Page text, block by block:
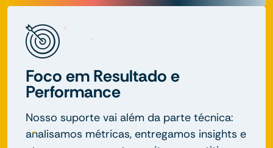
Foco em Resultado e
Performance
Nosso suporte vai além da parte técnica:
analisamos métricas, entregamos insights e